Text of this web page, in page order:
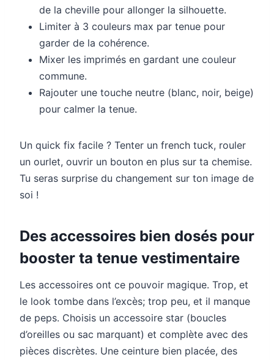
de la cheville pour allonger la silhouette.
Limiter à 3 couleurs max par tenue pour
garder de la cohérence.
Mixer les imprimés en gardant une couleur
commune.
Rajouter une touche neutre (blanc, noir, beige)
pour calmer la tenue.
Un quick fix facile ? Tenter un french tuck, rouler
un ourlet, ouvrir un bouton en plus sur ta chemise.
Tu seras surprise du changement sur ton image de
soi !
Des accessoires bien dosés pour
booster ta tenue vestimentaire
Les accessoires ont ce pouvoir magique. Trop, et
le look tombe dans l’excès; trop peu, et il manque
de peps. Choisis un accessoire star (boucles
d’oreilles ou sac marquant) et complète avec des
pièces discrètes. Une ceinture bien placée, des